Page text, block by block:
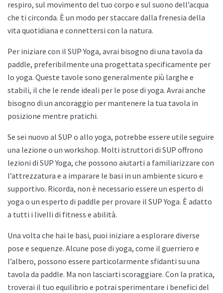
respiro, sul movimento del tuo corpo e sul suono dell’acqua
che ti circonda. È un modo per staccare dalla frenesia della
vita quotidiana e connettersi con la natura.
Per iniziare con il SUP Yoga, avrai bisogno di una tavola da
paddle, preferibilmente una progettata specificamente per
lo yoga. Queste tavole sono generalmente più larghe e
stabili, il che le rende ideali per le pose di yoga. Avrai anche
bisogno di un ancoraggio per mantenere la tua tavola in
posizione mentre pratichi.
Se sei nuovo al SUP o allo yoga, potrebbe essere utile seguire
una lezione o un workshop. Molti istruttori di SUP offrono
lezioni di SUP Yoga, che possono aiutarti a familiarizzare con
l’attrezzatura e a imparare le basi in un ambiente sicuro e
supportivo. Ricorda, non è necessario essere un esperto di
yoga o un esperto di paddle per provare il SUP Yoga. È adatto
a tutti i livelli di fitness e abilità.
Una volta che hai le basi, puoi iniziare a esplorare diverse
pose e sequenze. Alcune pose di yoga, come il guerriero e
l’albero, possono essere particolarmente sfidanti su una
tavola da paddle. Ma non lasciarti scoraggiare. Con la pratica,
troverai il tuo equilibrio e potrai sperimentare i benefici del